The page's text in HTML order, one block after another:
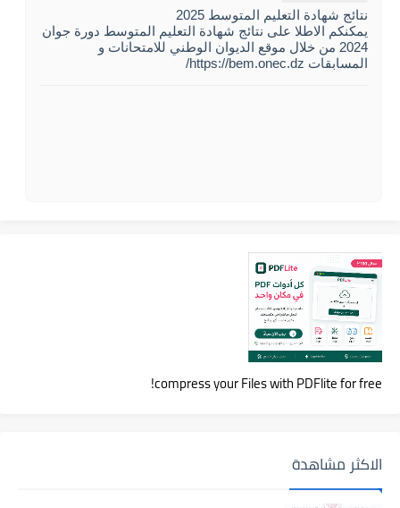
نتائج شهادة التعليم المتوسط 2025
يمكنكم الاطلا على نتائج شهادة التعليم المتوسط دورة جوان
2024 من خلال موقع الديوان الوطني للامتحانات و
المسابقات https://bem.onec.dz/
compress your Files with PDFlite for free!
الاكثر مشاهدة